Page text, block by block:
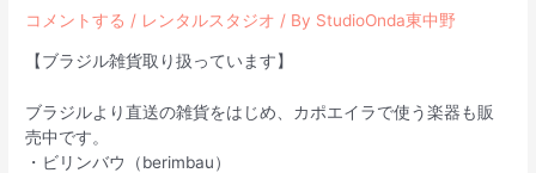
コメントする / レンタルスタジオ / By StudioOnda東中野
【ブラジル雑貨取り扱っています】
ブラジルより直送の雑貨をはじめ、カポエイラで使う楽器も販
売中です。
・ビリンバウ（berimbau）